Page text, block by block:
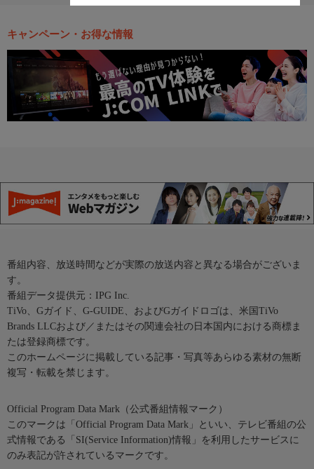
キャンペーン・お得な情報
番組内容、放送時間などが実際の放送内容と異なる場合がございま
す。
番組データ提供元：IPG Inc.
TiVo、Gガイド、G-GUIDE、およびGガイドロゴは、米国TiVo
Brands LLCおよび／またはその関連会社の日本国内における商標ま
たは登録商標です。
このホームページに掲載している記事・写真等あらゆる素材の無断
複写・転載を禁じます。
Official Program Data Mark（公式番組情報マーク）
このマークは「Official Program Data Mark」といい、テレビ番組の公
式情報である「SI(Service Information)情報」を利用したサービスに
のみ表記が許されているマークです。